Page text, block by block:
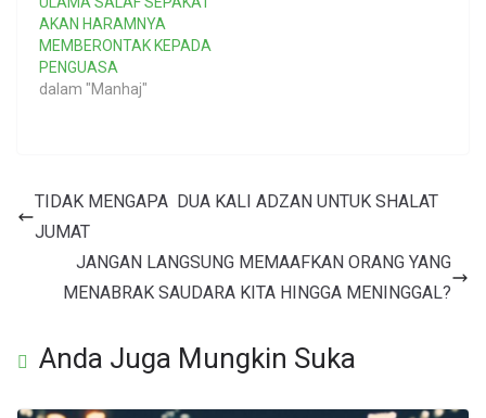
AKAN HARAMNYA
MEMBERONTAK KEPADA
PENGUASA
dalam "Manhaj"
TIDAK MENGAPA DUA KALI ADZAN UNTUK SHALAT
JUMAT
JANGAN LANGSUNG MEMAAFKAN ORANG YANG
MENABRAK SAUDARA KITA HINGGA MENINGGAL?
Anda Juga Mungkin Suka